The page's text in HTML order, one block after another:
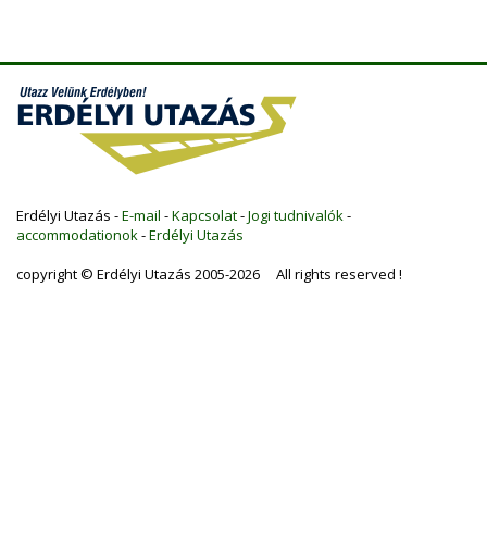
Erdélyi Utazás -E-mail -Kapcsolat-Jogi tudnivalók -
accommodationok -Erdélyi Utazás
copyright © Erdélyi Utazás 2005-2026 All rights reserved !